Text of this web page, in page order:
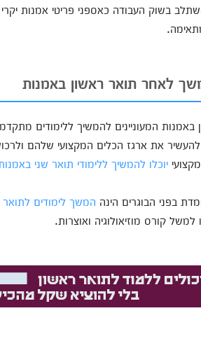
בשוק העבודה כאספני פריטי אמנות
לאחר תואר ראשון באמנות
באמנות המעוניינים להמשיך ללימודים
להעשיר את ארגז הכלים המקצועי שלהם
יוכלו להמשיך ללימודי תואר שני
בפני הבוגרים הינה המשך לימודים לתואר
קורס מוזיאולוגיה ואוצרות.